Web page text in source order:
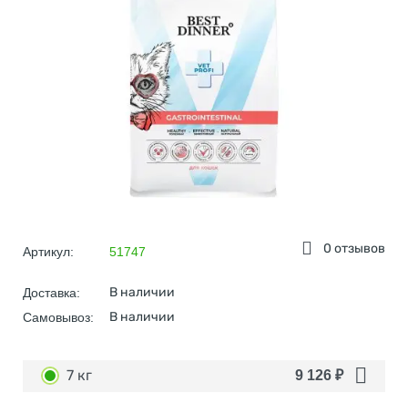
0 отзывов
Артикул: 51747
Доставка: В наличии
Самовывоз: В наличии
7 кг 9 126 ₽